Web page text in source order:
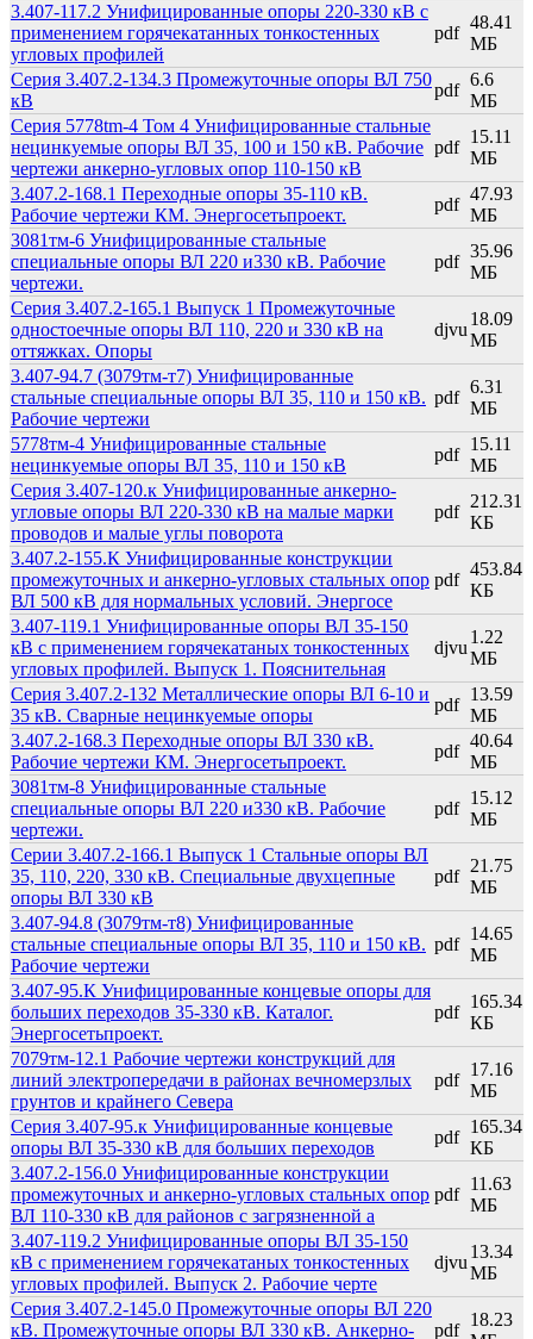
3.407-117.2 Унифицированные опоры 220-330 кВ с
применением горячекатанных тонкостенных
угловых профилей
pdf
48.41
МБ
Серия 3.407.2-134.3 Промежуточные опоры ВЛ 750
кВ
pdf
6.6
МБ
Серия 5778tm-4 Том 4 Унифицированные стальные
нецинкуемые опоры ВЛ 35, 100 и 150 кВ. Рабочие
чертежи анкерно-угловых опор 110-150 кВ
pdf
15.11
МБ
3.407.2-168.1 Переходные опоры 35-110 кВ.
Рабочие чертежи КМ. Энергосетьпроект.
pdf
47.93
МБ
3081тм-6 Унифицированные стальные
специальные опоры ВЛ 220 и330 кВ. Рабочие
чертежи.
pdf
35.96
МБ
Серия 3.407.2-165.1 Выпуск 1 Промежуточные
одностоечные опоры ВЛ 110, 220 и 330 кВ на
оттяжках. Опоры
djvu
18.09
МБ
3.407-94.7 (3079тм-т7) Унифицированные
стальные специальные опоры ВЛ 35, 110 и 150 кВ.
Рабочие чертежи
pdf
6.31
МБ
5778тм-4 Унифицированные стальные
нецинкуемые опоры ВЛ 35, 110 и 150 кВ
pdf
15.11
МБ
Серия 3.407-120.к Унифицированные анкерно-
угловые опоры ВЛ 220-330 кВ на малые марки
проводов и малые углы поворота
pdf
212.31
КБ
3.407.2-155.К Унифицированные конструкции
промежуточных и анкерно-угловых стальных опор
ВЛ 500 кВ для нормальных условий. Энергосе
pdf
453.84
КБ
3.407-119.1 Унифицированные опоры ВЛ 35-150
кВ с применением горячекатаных тонкостенных
угловых профилей. Выпуск 1. Пояснительная
djvu
1.22
МБ
Серия 3.407.2-132 Металлические опоры ВЛ 6-10 и
35 кВ. Сварные нецинкуемые опоры
pdf
13.59
МБ
3.407.2-168.3 Переходные опоры ВЛ 330 кВ.
Рабочие чертежи КМ. Энергосетьпроект.
pdf
40.64
МБ
3081тм-8 Унифицированные стальные
специальные опоры ВЛ 220 и330 кВ. Рабочие
чертежи.
pdf
15.12
МБ
Серии 3.407.2-166.1 Выпуск 1 Стальные опоры ВЛ
35, 110, 220, 330 кВ. Специальные двухцепные
опоры ВЛ 330 кВ
pdf
21.75
МБ
3.407-94.8 (3079тм-т8) Унифицированные
стальные специальные опоры ВЛ 35, 110 и 150 кВ.
Рабочие чертежи
pdf
14.65
МБ
3.407-95.К Унифицированные концевые опоры для
больших переходов 35-330 кВ. Каталог.
Энергосетьпроект.
pdf
165.34
КБ
7079тм-12.1 Рабочие чертежи конструкций для
линий электропередачи в районах вечномерзлых
грунтов и крайнего Севера
pdf
17.16
МБ
Серия 3.407-95.к Унифицированные концевые
опоры ВЛ 35-330 кВ для больших переходов
pdf
165.34
КБ
3.407.2-156.0 Унифицированные конструкции
промежуточных и анкерно-угловых стальных опор
ВЛ 110-330 кВ для районов с загрязненной а
pdf
11.63
МБ
3.407-119.2 Унифицированные опоры ВЛ 35-150
кВ с применением горячекатаных тонкостенных
угловых профилей. Выпуск 2. Рабочие черте
djvu
13.34
МБ
Серия 3.407.2-145.0 Промежуточные опоры ВЛ 220
кВ. Промежуточные опоры ВЛ 330 кВ. Анкерно-
pdf
18.23